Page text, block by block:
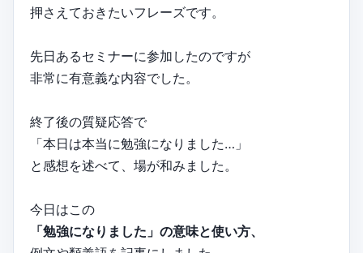
押さえておきたいフレーズです。
先日あるセミナーに参加したのですが
非常に有意義な内容でした。
終了後の質疑応答で
「本日は本当に勉強になりました…」
と感想を述べて、場が和みました。
今日はこの
「勉強になりました」の意味と使い方、